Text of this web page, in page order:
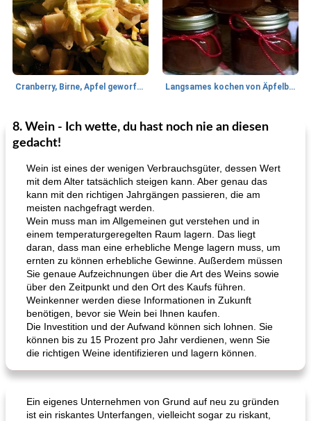
Cranberry, Birne, Apfel geworfener Salat Langsames kochen von Äpfelbutter
35 min
Lamm
Tandoori Lammspiesse mit Raita und Couscous
Mittagessen / Snacks
8. Wein - Ich wette, du hast noch nie an diesen
gedacht!
Wein ist eines der wenigen Verbrauchsgüter, dessen Wert
mit dem Alter tatsächlich steigen kann. Aber genau das
kann mit den richtigen Jahrgängen passieren, die am
meisten nachgefragt werden.
Wein muss man im Allgemeinen gut verstehen und in
einem temperaturgeregelten Raum lagern. Das liegt
daran, dass man eine erhebliche Menge lagern muss, um
ernten zu können erhebliche Gewinne. Außerdem müssen
Sie genaue Aufzeichnungen über die Art des Weins sowie
über den Zeitpunkt und den Ort des Kaufs führen.
Weinkenner werden diese Informationen in Zukunft
benötigen, bevor sie Wein bei Ihnen kaufen.
Die Investition und der Aufwand können sich lohnen. Sie
können bis zu 15 Prozent pro Jahr verdienen, wenn Sie
die richtigen Weine identifizieren und lagern können.
Ein eigenes Unternehmen von Grund auf neu zu gründen
ist ein riskantes Unterfangen, vielleicht sogar zu riskant,